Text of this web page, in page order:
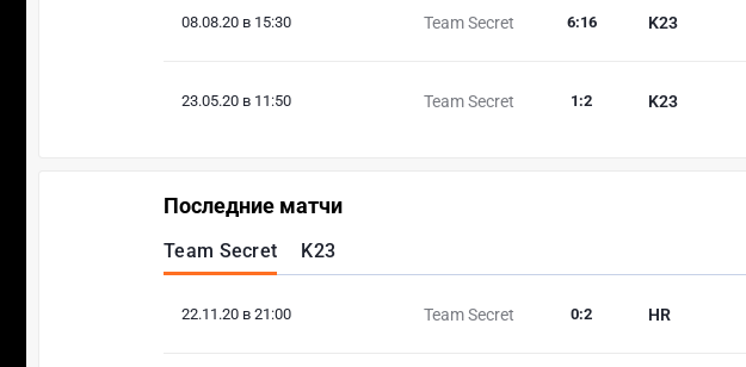
08.08.20 в 15:30 Team Secret K23
6:16
23.05.20 в 11:50 Team Secret K23
1 :2
Последние матчи
Team Secret K23
22.11.20 в 21:00 Team Secret HR
0:2